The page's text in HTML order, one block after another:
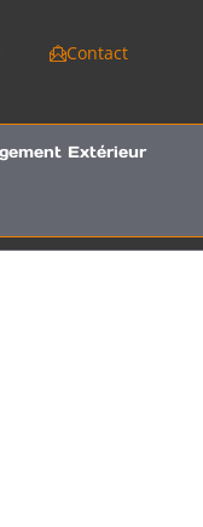
Contact
Extérieur